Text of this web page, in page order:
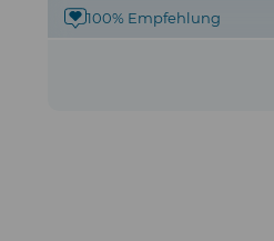
100% Empfehlung